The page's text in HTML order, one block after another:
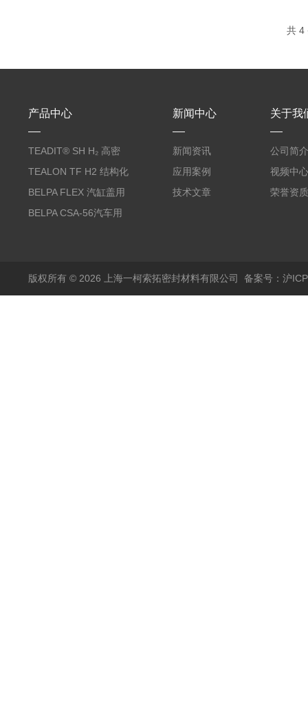
共 4
产品中心
TEADIT® SH H₂ 高密
度纯PTFE垫片
TEALON TF H2 结构化
PTFE垫片
BELPA FLEX 汽缸盖用
无石棉金属增强密封垫
BELPA CSA-56汽车用
新闻中心
新闻资讯
应用案例
技术文章
关于我
公司简介
视频中心
荣誉资质
版权所有 © 2026 上海一柯索拓密封材料有限公司 备案号：沪